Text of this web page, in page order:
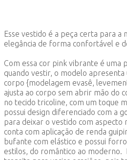
Esse vestido é a peça certa para a
elegância de forma confortável e
Com essa cor pink vibrante é uma
quando vestir, o modelo
corpo {modelagem evasê,
ajusta ao corpo sem abrir mão do
no tecido tricoline, com um toque
possui design diferenciado com a
para deixar o vestido com aspecto
conta com aplicação de renda
bufante com elástico e possui
estilos, do romântico ao moderno.